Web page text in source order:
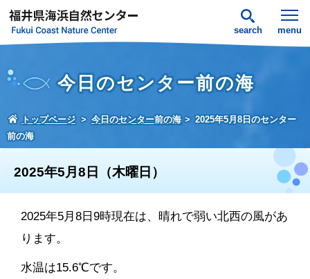
search menu
今日のセンター前の海
トップページ 今日のセンター前の海
2025年5月8日のセンター
前の海
2025年5月8日（木曜日）
2025年5月8日9時現在は、晴れで弱い北西の風があ
ります。
水温は15.6℃です。